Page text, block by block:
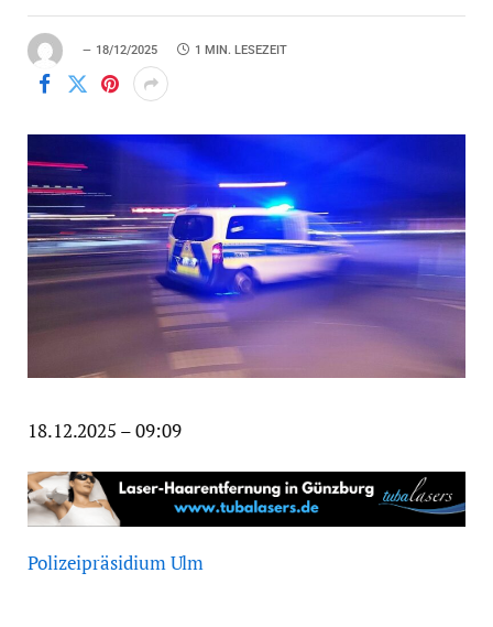
18/12/2025 1 MIN. LESEZEIT
18.12.2025 – 09:09
Polizeipräsidium Ulm